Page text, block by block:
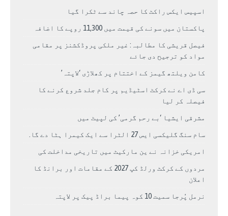
اسپیس ایکس راکٹ کا حصہ چاند سے ٹکرا گیا
پاکستان میں سونے کی قیمت میں 11,300 روپے کا اضافہ
فیصل قریشی کا مطالبہ: غیر ملکی پروڈکشنز پر مقامی
مواد کو ترجیح دی جائے
کامن ویلتھ گیمز کے اختتام پر کھلاڑی ‘لاپتہ’
سی ڈی اے نے کرکٹ اسٹیڈیم پر کام جلد شروع کرنے کا
فیصلہ کر لیا
مشرقی ایشیا ‘بے رحم گرمی’ کی لپیٹ میں
سام سنگ گلیکسی ایس 27 الٹرا سے ایک کیمرا ہٹا دے گا.
امریکی خزانہ نے ین مارکیٹ میں تاریخی مداخلت کی
مردوں کے کرکٹ ورلڈ کپ 2027 کے مقامات اور برانڈ کا
اعلان
نرمل پُرجا سمیت 10 کوہ پیما براڈ پیک پر لاپتہ